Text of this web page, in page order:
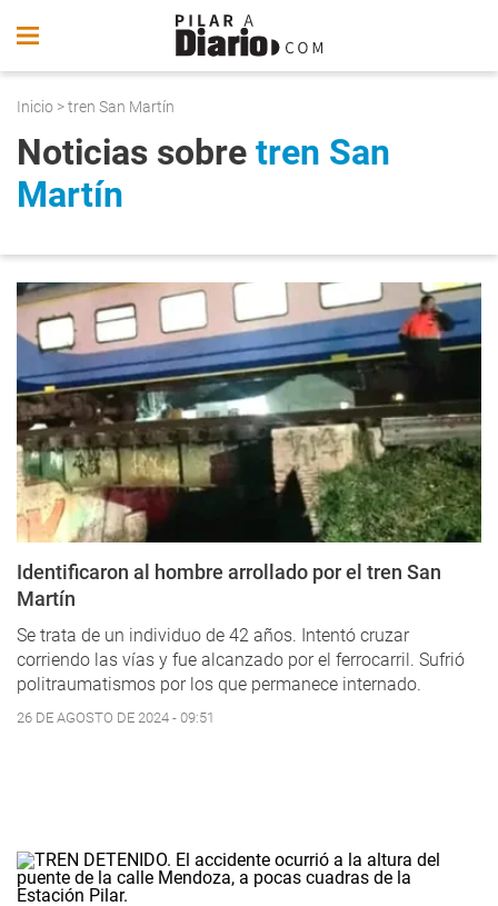
Inicio > tren San Martín
Noticias sobre tren San
Martín
Identificaron al hombre arrollado por el tren San
Martín
Se trata de un individuo de 42 años. Intentó cruzar
corriendo las vías y fue alcanzado por el ferrocarril. Sufrió
politraumatismos por los que permanece internado.
26 DE AGOSTO DE 2024 - 09:51